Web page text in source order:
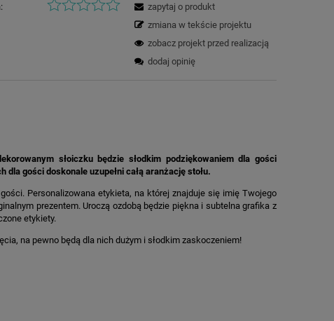
zapytaj o produkt
zmiana w tekście projektu
zobacz projekt przed realizacją
dodaj opinię
słoiczku będzie słodkim podziękowaniem dla gości
gości doskonale uzupełni całą aranżację stołu.
Personalizowana etykieta, na której znajduje się imię Twojego
prezentem. Uroczą ozdobą będzie piękna i subtelna grafika z
etykiety.
na pewno będą dla nich dużym i słodkim zaskoczeniem!